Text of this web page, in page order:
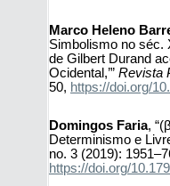
Marco Heleno
Simbolismo no séc.
de Gilbert Durand
Ocidental,’” Revista
50, https://doi.org/
Domingos Faria,
Determinismo e
no. 3 (2019):
https://doi.org/